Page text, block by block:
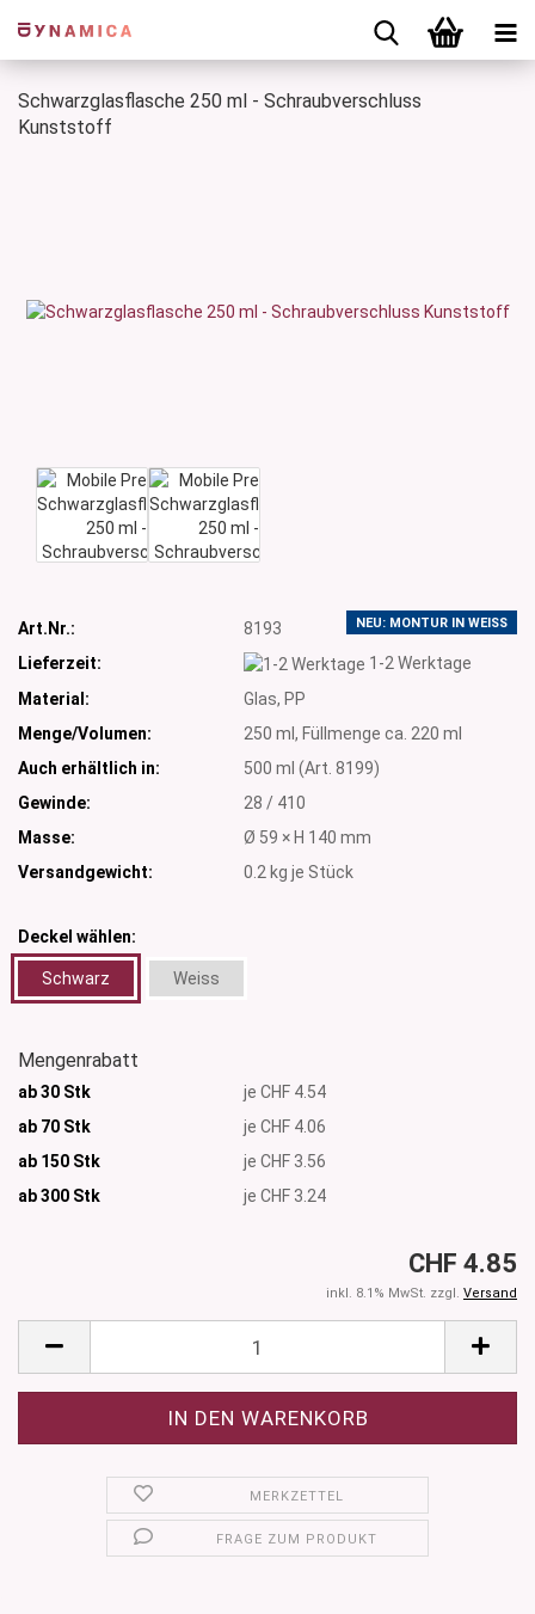
Schwarzglasflasche 250 ml - Schraubverschluss
Kunststoff
NEU: MONTUR IN WEISS
Art.Nr.:
8193
Lieferzeit:
1-2 Werktage
Material:
Glas, PP
Menge/Volumen:
250 ml, Füllmenge ca. 220 ml
Auch erhältlich in:
500 ml (Art. 8199)
Gewinde:
28 / 410
Masse:
Ø 59 × H 140 mm
Versandgewicht:
0.2 kg je Stück
Deckel wählen:
Schwarz Weiss
Mengenrabatt
ab 30 Stk
je CHF 4.54
ab 70 Stk
je CHF 4.06
ab 150 Stk
je CHF 3.56
ab 300 Stk je CHF 3.24
CHF 4.85
inkl. 8.1% MwSt. zzgl. Versand
MERKZETTEL
FRAGE ZUM PRODUKT